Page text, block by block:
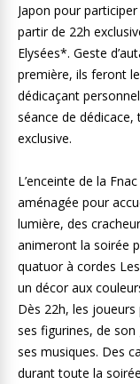
Japon pour
partir de 22h
Elysées*. Geste
première, ils feront
dédicaçant
séance de
exclusive.
L’enceinte de la
aménagée pour
lumière, des
animeront la soirée
quatuor à cordes
un décor aux
Dès 22h, les
ses figurines, de
ses musiques. Des
durant toute la